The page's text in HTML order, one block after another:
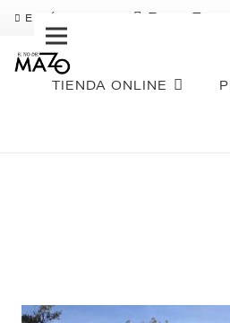
ENVÍO GRATIS Pago
TIENDA ONLINE